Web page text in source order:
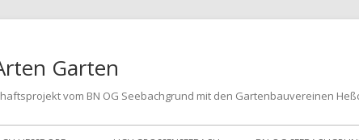
Garten
vom BN OG Seebachgrund mit den Gartenbauvereinen